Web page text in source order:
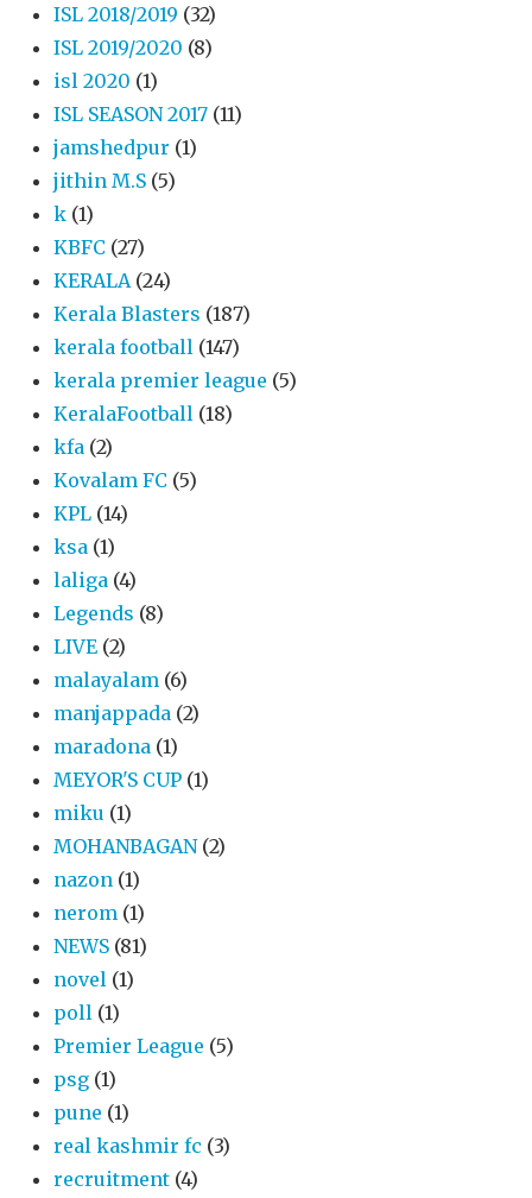
ISL 2018/2019 (32)
ISL 2019/2020 (8)
isl 2020 (1)
ISL SEASON 2017 (11)
jamshedpur (1)
jithin M.S (5)
k (1)
KBFC (27)
KERALA (24)
Kerala Blasters (187)
kerala football (147)
kerala premier league (5)
KeralaFootball (18)
kfa (2)
Kovalam FC (5)
KPL (14)
ksa (1)
laliga (4)
Legends (8)
LIVE (2)
malayalam (6)
manjappada (2)
maradona (1)
MEYOR'S CUP (1)
miku (1)
MOHANBAGAN (2)
nazon (1)
nerom (1)
NEWS (81)
novel (1)
poll (1)
Premier League (5)
psg (1)
pune (1)
real kashmir fc (3)
recruitment (4)